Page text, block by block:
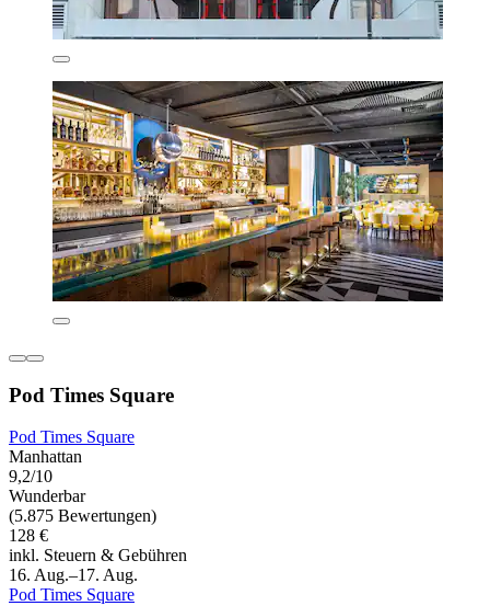
Pod Times Square
Pod Times Square
Manhattan
9,2/10
Wunderbar
(5.875 Bewertungen)
128 €
inkl. Steuern & Gebühren
16. Aug.–17. Aug.
Pod Times Square